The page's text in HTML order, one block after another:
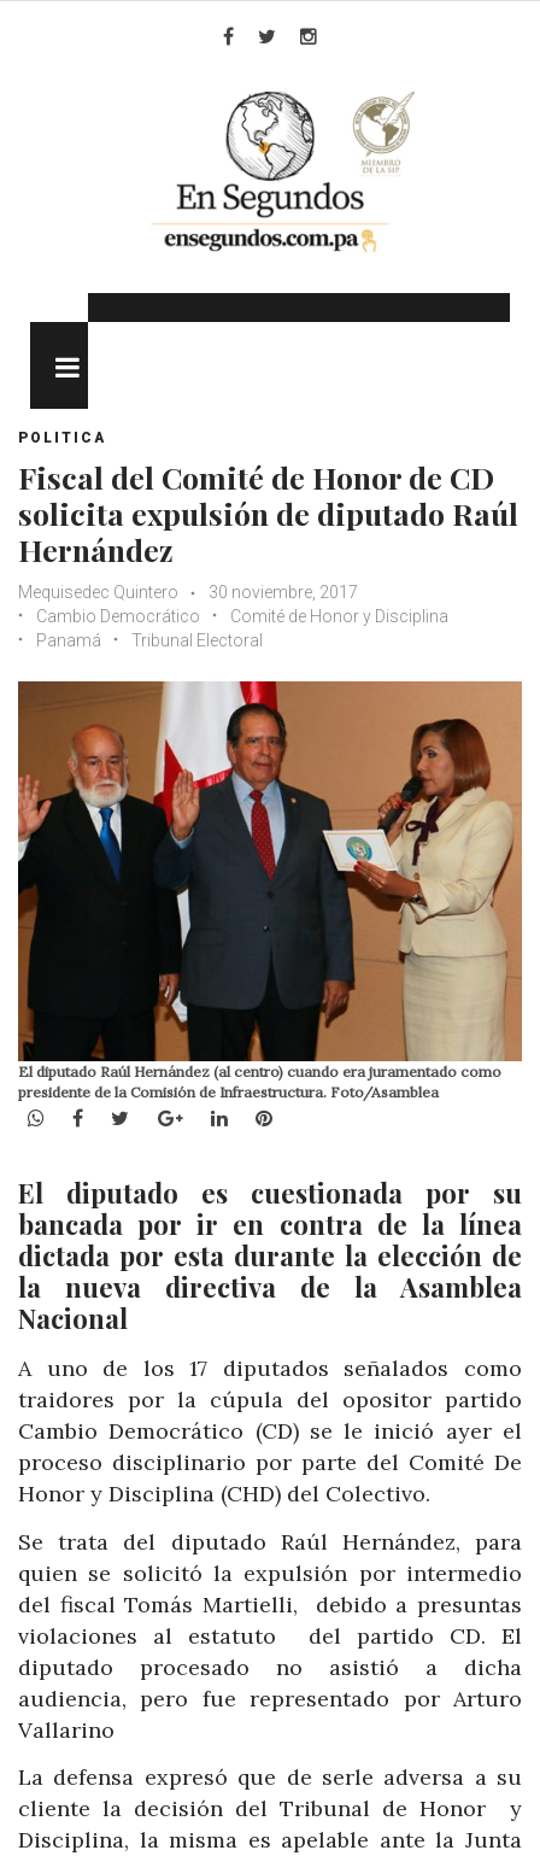
POLITICA
Fiscal del Comité de Honor de CD
solicita expulsión de diputado Raúl
Hernández
Mequisedec Quintero
30 noviembre, 2017
Cambio Democrático
Comité de Honor y Disciplina
Panamá
Tribunal Electoral
El diputado Raúl Hernández (al centro) cuando era juramentado como
presidente de la Comisión de Infraestructura. Foto/Asamblea
WhatsApp
Facebook
TwitterGoogle+LinkedInPinterest
El diputado es cuestionada por su
bancada por ir en contra de la línea
dictada por esta durante la elección de
la nueva directiva de la Asamblea
Nacional
A uno de los 17 diputados señalados como
traidores por la cúpula del opositor partido
Cambio Democrático (CD) se le inició ayer el
proceso disciplinario por parte del Comité De
Honor y Disciplina (CHD) del Colectivo.
Se trata del diputado Raúl Hernández, para
quien se solicitó la expulsión por intermedio
del fiscal Tomás Martielli, debido a presuntas
violaciones al estatuto del partido CD. El
diputado procesado no asistió a dicha
audiencia, pero fue representado por Arturo
Vallarino
La defensa expresó que de serle adversa a su
cliente la decisión del Tribunal de Honor y
Disciplina, la misma es apelable ante la Junta